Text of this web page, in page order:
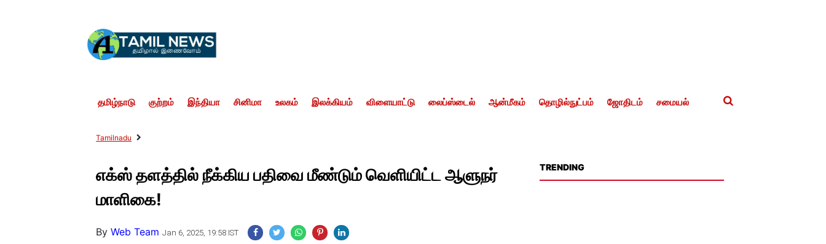
தமிழ்நாடு குற்றம் இந்தியா சினிமா உலகம் இலக்கியம் விளையாட்டு லைப்ஸ்டைல் ஆன்மீகம் தொழில்நுட்பம் ஜோதிடம் சமையல்
Tamilnadu
எக்ஸ் தளத்தில் நீக்கிய பதிவை மீண்டும் வெளியிட்ட ஆளுநர்
மாளிகை!
ByWeb Team Jan 6, 2025, 19:58 IST
TRENDING